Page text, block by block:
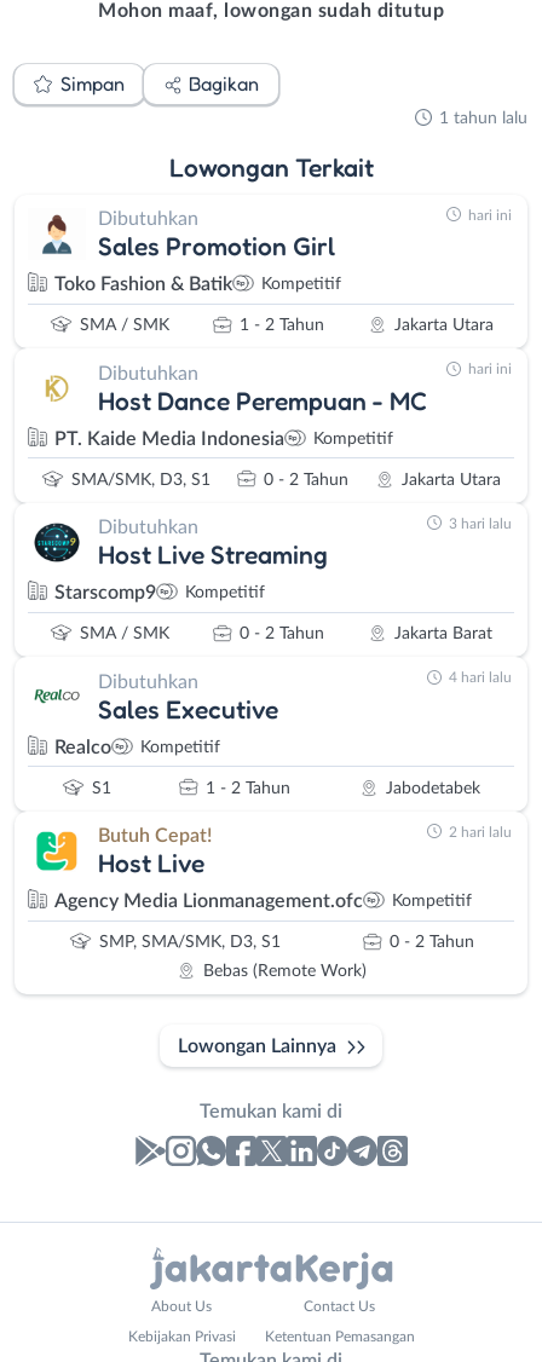
Mohon maaf, lowongan sudah ditutup
Simpan Bagikan
1 tahun lalu
Lowongan Terkait
Dibutuhkan
Sales Promotion Girl
Toko Fashion & Batik Kompetitif
SMA / SMK 1 - 2 Tahun Jakarta Utara
hari ini
Dibutuhkan
Host Dance Perempuan - MC
PT. Kaide Media Indonesia Kompetitif
SMA/SMK, D3, S1 0 - 2 Tahun Jakarta Utara
hari ini
Dibutuhkan
Host Live Streaming
Starscomp9 Kompetitif
SMA / SMK 0 - 2 Tahun Jakarta Barat
3 hari lalu
Dibutuhkan
Sales Executive
Realco Kompetitif
S1 1 - 2 Tahun Jabodetabek
4 hari lalu
Butuh Cepat!
Host Live
Agency Media Lionmanagement.ofc Kompetitif
SMP, SMA/SMK, D3, S1
0 - 2 Tahun
Bebas (Remote Work)
2 hari lalu
Lowongan Lainnya
Temukan kami di
About Us Contact Us
Kebijakan Privasi Ketentuan Pemasangan